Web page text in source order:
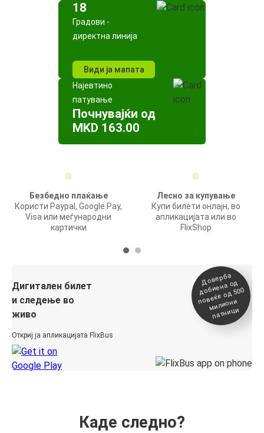
18
Градови -
директна линија
Види ја мапата
Најевтино
патување
Почнувајќи од
MKD 163.00
Безбедно плаќање
Користи Paypal, Google Pay,
Visa или меѓународни
картички
Лесно за купување
Купи билети онлајн, во
апликацијата или во
FlixShop
Дигитален билет
и следење во
живо
Откриј ја апликацијата FlixBus
Доверба
добиена о
д
повеќе о
д 500
милиони
патници
Каде следно?